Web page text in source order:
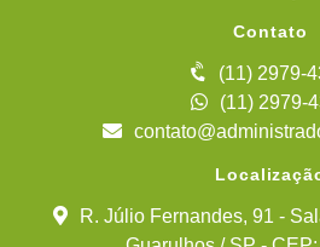
Contato
(11) 2979-
(11) 2979-
R. Júlio Fernandes, 91 -